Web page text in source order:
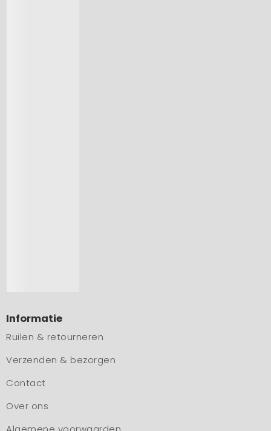
Informatie
Ruilen & retourneren
Verzenden & bezorgen
Contact
Over ons